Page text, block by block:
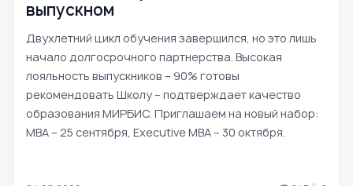
выпускном
Двухлетний цикл обучения завершился, но это лишь
начало долгосрочного партнерства. Высокая
лояльность выпускников – 90% готовы
рекомендовать Школу – подтверждает качество
образования МИРБИС. Приглашаем на новый набор:
MBA – 25 сентября, Executive MBA – 30 октября.